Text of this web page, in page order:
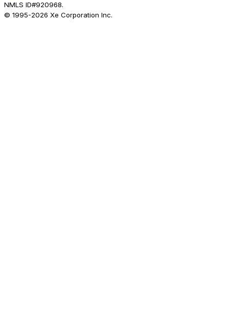
NMLS ID#920968.
© 1995-2026 Xe Corporation Inc.